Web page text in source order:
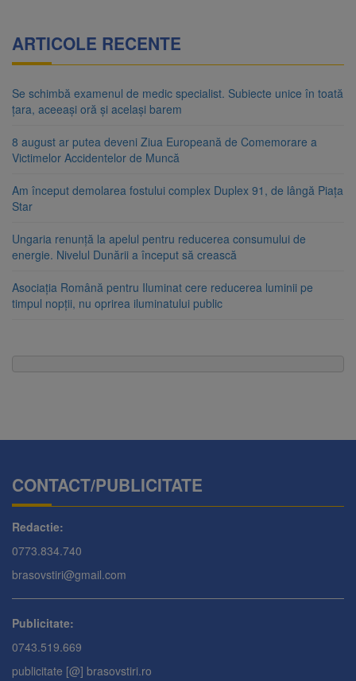
ARTICOLE RECENTE
Se schimbă examenul de medic specialist. Subiecte unice în toată
țara, aceeași oră și același barem
8 august ar putea deveni Ziua Europeană de Comemorare a
Victimelor Accidentelor de Muncă
Am început demolarea fostului complex Duplex 91, de lângă Piața
Star
Ungaria renunță la apelul pentru reducerea consumului de
energie. Nivelul Dunării a început să crească
Asociația Română pentru Iluminat cere reducerea luminii pe
timpul nopții, nu oprirea iluminatului public
CONTACT/PUBLICITATE
Redactie:
0773.834.740
brasovstiri@gmail.com
Publicitate:
0743.519.669
publicitate [@] brasovstiri.ro